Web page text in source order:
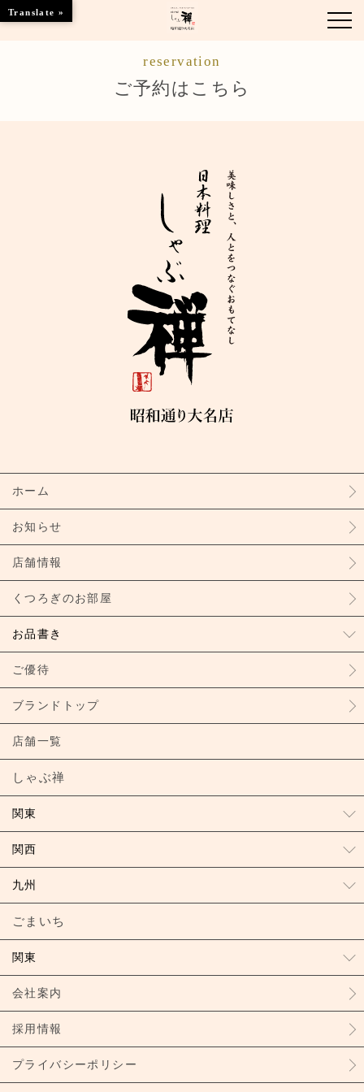
店舗情報
ご優待
ブランドトップ
ご予約はこちら
reservation
ご予約はこちら
ホーム
お知らせ
店舗情報
くつろぎのお部屋
お品書き
ご優待
ブランドトップ
店舗一覧
しゃぶ禅
関東
関西
九州
ごまいち
関東
会社案内
採用情報
プライバシーポリシー
Translate »